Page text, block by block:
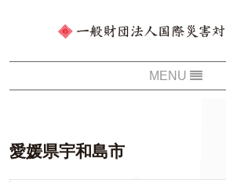
愛媛県宇和島市